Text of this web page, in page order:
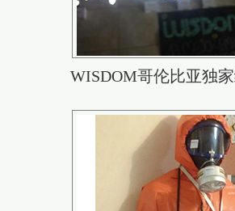
WISDOM哥伦比亚独